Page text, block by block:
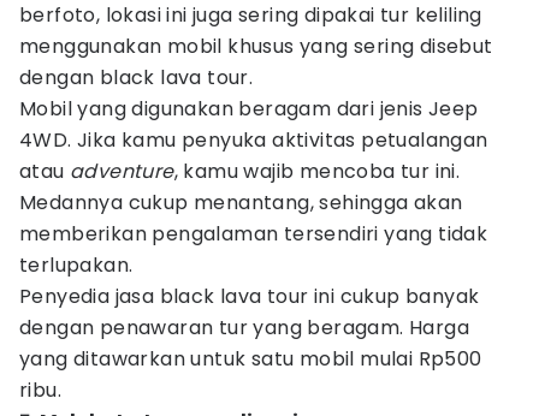
berfoto, lokasi ini juga sering dipakai tur keliling
menggunakan mobil khusus yang sering disebut
dengan black lava tour.
Mobil yang digunakan beragam dari jenis Jeep
4WD. Jika kamu penyuka aktivitas petualangan
atau adventure, kamu wajib mencoba tur ini.
Medannya cukup menantang, sehingga akan
memberikan pengalaman tersendiri yang tidak
terlupakan.
Penyedia jasa black lava tour ini cukup banyak
dengan penawaran tur yang beragam. Harga
yang ditawarkan untuk satu mobil mulai Rp500
ribu.